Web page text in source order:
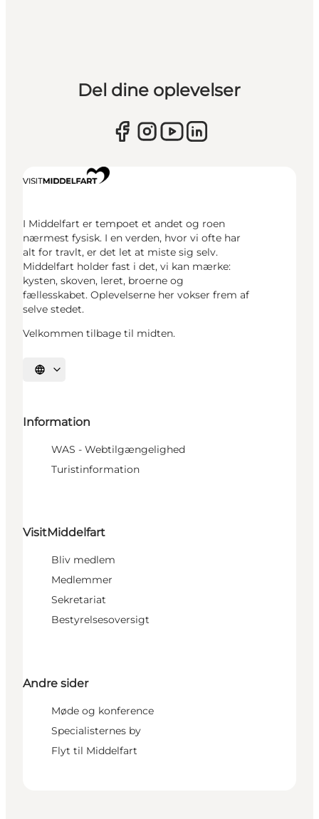
Del dine oplevelser
I Middelfart er tempoet et andet og roen
nærmest fysisk. I en verden, hvor vi ofte har
alt for travlt, er det let at miste sig selv.
Middelfart holder fast i det, vi kan mærke:
kysten, skoven, leret, broerne og
fællesskabet. Oplevelserne her vokser frem af
selve stedet.
Velkommen tilbage til midten.
Vælg sprog
Information
WAS - Webtilgængelighed
Turistinformation
VisitMiddelfart
Bliv medlem
Medlemmer
Sekretariat
Bestyrelsesoversigt
Andre sider
Møde og konference
Specialisternes by
Flyt til Middelfart